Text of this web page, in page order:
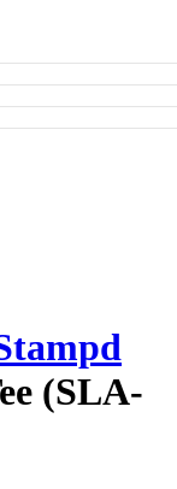
(SLA-